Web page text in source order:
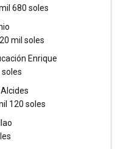
soles
soles
Enrique
soles
del Callao